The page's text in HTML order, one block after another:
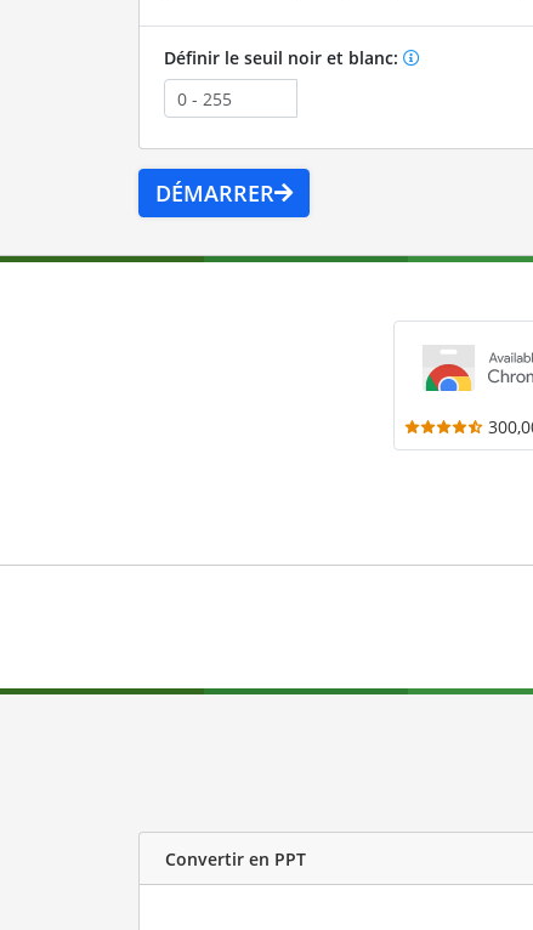
Définir le seuil noir et blanc:
DÉMARRER
Convertir en PPT